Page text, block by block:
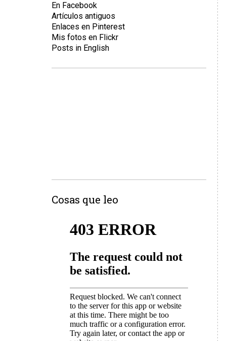
En Facebook
Artículos antiguos
Enlaces en Pinterest
Mis fotos en Flickr
Posts in English
Cosas que leo